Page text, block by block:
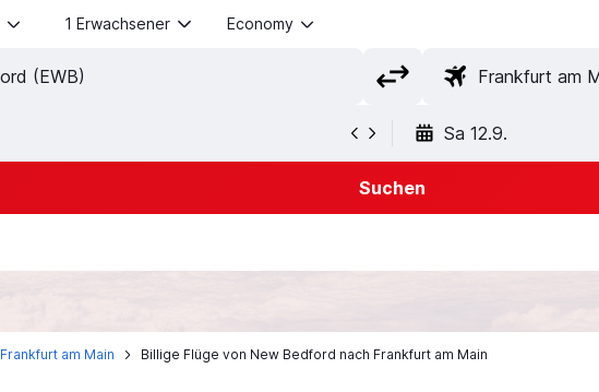
1 Erwachsener Economy
Sa 12.9.
Suchen
Frankfurt am Main Billige Flüge von New Bedford nach Frankfurt am Main